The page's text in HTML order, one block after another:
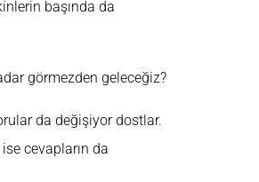
başında da
görmezden geleceğiz?
da değişiyor dostlar.
cevapların da